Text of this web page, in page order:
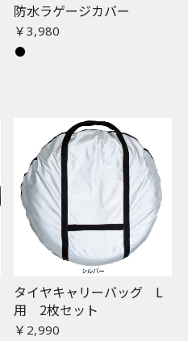
防水ラゲージカバー
￥3,980
タイヤキャリーバッグ L
用 2枚セット
￥2,990